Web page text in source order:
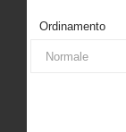
Ordinamento